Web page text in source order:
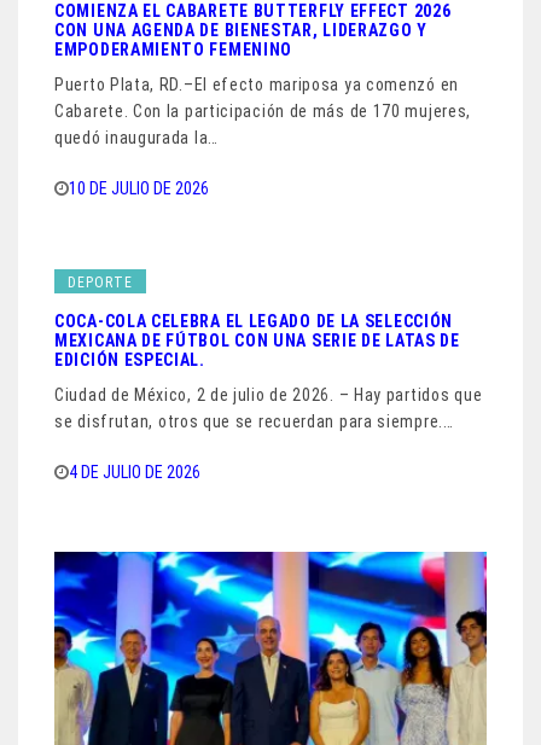
COMIENZA EL CABARETE BUTTERFLY EFFECT 2026
CON UNA AGENDA DE BIENESTAR, LIDERAZGO Y
EMPODERAMIENTO FEMENINO
Puerto Plata, RD.–El efecto mariposa ya comenzó en
Cabarete. Con la participación de más de 170 mujeres,
quedó inaugurada la…
10 DE JULIO DE 2026
DEPORTE
COCA-COLA CELEBRA EL LEGADO DE LA SELECCIÓN
MEXICANA DE FÚTBOL CON UNA SERIE DE LATAS DE
EDICIÓN ESPECIAL.
Ciudad de México, 2 de julio de 2026. – Hay partidos que
se disfrutan, otros que se recuerdan para siempre.…
4 DE JULIO DE 2026